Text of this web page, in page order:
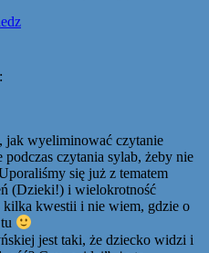
jak wyeliminować czytanie
podczas czytania sylab, żeby nie
się już z tematem
(Dzieki!) i wielokrotność
kilka kwestii i nie wiem, gdzie o
jest taki, że dziecko widzi i